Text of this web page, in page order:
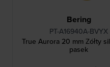
Bering
PT-A16940A-BVYX
True Aurora 20 mm Żółty
pasek